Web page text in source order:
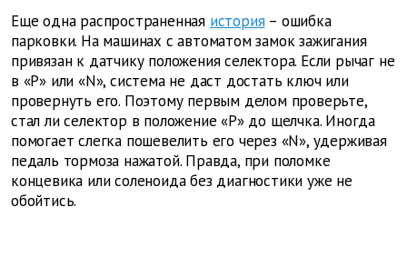
Еще одна распространенная история– ошибка
парковки. На машинах с автоматом замок зажигания
привязан к датчику положения селектора. Если рычаг не
в «P» или «N», система не даст достать ключ или
провернуть его. Поэтому первым делом проверьте,
стал ли селектор в положение «P» до щелчка. Иногда
помогает слегка пошевелить его через «N», удерживая
педаль тормоза нажатой. Правда, при поломке
концевика или соленоида без диагностики уже не
обойтись.